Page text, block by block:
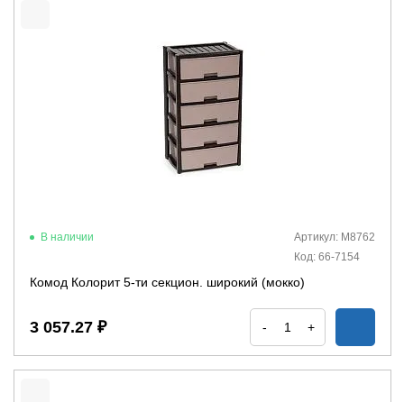
В наличии
Артикул: М8762
Код: 66-7154
Комод Колорит 5-ти секцион. широкий (мокко)
3 057.27 ₽ - +